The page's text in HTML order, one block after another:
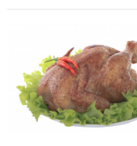
Prece pieejama opcionāli